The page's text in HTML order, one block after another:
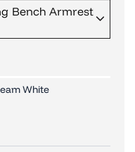
Bench Armrest
White